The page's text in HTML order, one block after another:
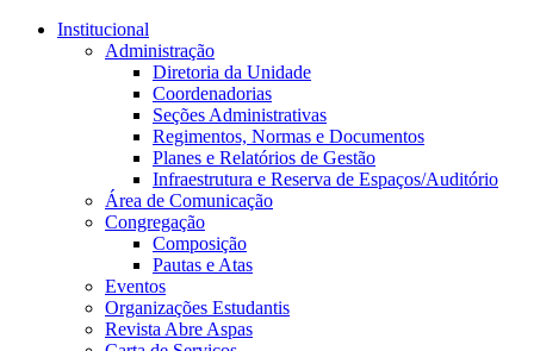
Conteúdo principal
Institucional
Administração
Diretoria da Unidade
Coordenadorias
Seções Administrativas
Regimentos, Normas e Documentos
Planes e Relatórios de Gestão
Infraestrutura e Reserva de Espaços/Auditório
Área de Comunicação
Congregação
Composição
Pautas e Atas
Eventos
Organizações Estudantis
Revista Abre Aspas